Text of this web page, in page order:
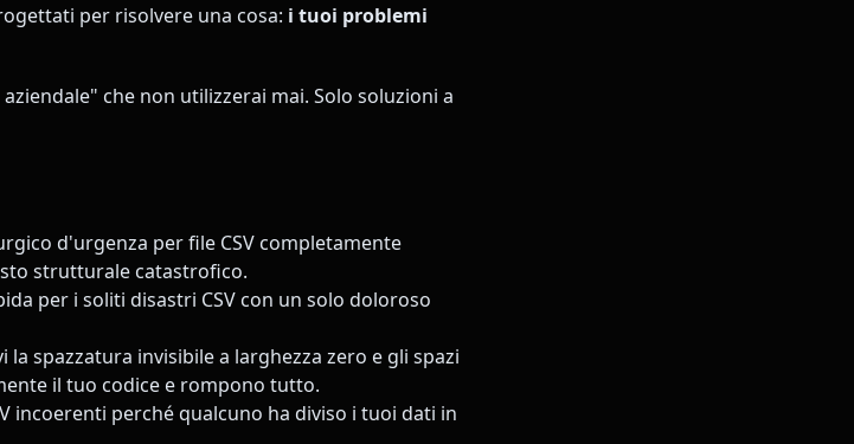
per risolvere una cosa: i tuoi problemi
che non utilizzerai mai. Solo soluzioni a
d'urgenza per file CSV completamente
strutturale catastrofico.
per i soliti disastri CSV con un solo doloroso
la spazzatura invisibile a larghezza zero e gli spazi
il tuo codice e rompono tutto.
incoerenti perché qualcuno ha diviso i tuoi dati in